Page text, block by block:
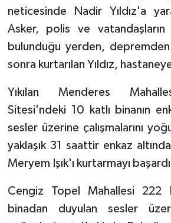
neticesinde Nadir Yıldız'a
Asker, polis ve vatandaşların
bulunduğu yerden, depremden
sonra kurtarılan Yıldız, hastaneye
Yıkılan Menderes
Sitesi'ndeki 10 katlı binanın
sesler üzerine çalışmalarını
yaklaşık 31 saattir enkaz
Meryem Işık'ı kurtarmayı
Cengiz Topel Mahallesi 222
binadan duyulan sesler